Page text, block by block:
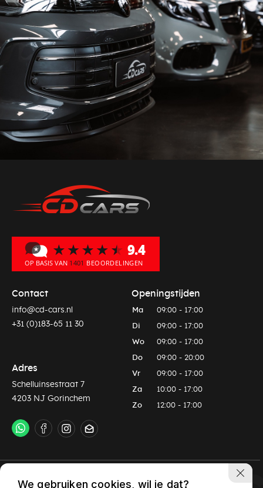
Contact
info@cd-cars.nl
+31 (0)183-65 11 30
Adres
Schelluinsestraat 7
4203 NJ Gorinchem
Openingstijden
Ma 09:00 - 17:00
Di 09:00 - 17:00
Wo 09:00 - 17:00
Do 09:00 - 20:00
Vr 09:00 - 17:00
Za 10:00 - 17:00
Zo 12:00 - 17:00
Privacy policy Algemene voorwaarden
We gebruiken cookies, wil je dat?